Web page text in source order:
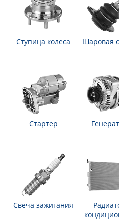
Ступица колеса Шаровая
Стартер
Свеча зажигания